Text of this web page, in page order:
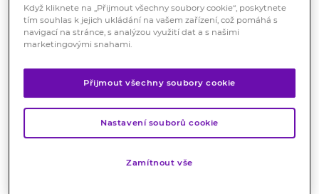
Apotheke Čaj na žíly 20 x 1,5 g
Bylinný čaj s pohankou pro zdraví cév a srdce a violkou
pro podporu čištění krve.
Značka:Apotheke
Když kliknete na „Přijmout všechny soubory cookie“, poskytnete
tím souhlas k jejich ukládání na vašem zařízení, což pomáhá s
navigací na stránce, s analýzou využití dat a s našimi
marketingovými snahami.
Přijmout všechny soubory cookie
Nastavení souborů cookie
Zamítnout vše